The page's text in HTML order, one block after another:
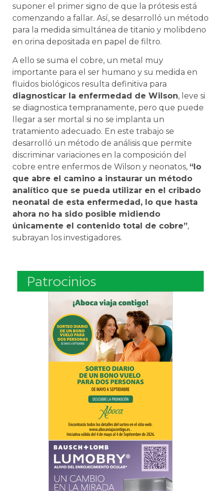
suponer el primer signo de que la prótesis está
comenzando a fallar. Así, se desarrolló un método
para la medida simultánea de titanio y molibdeno
en orina depositada en papel de filtro.
A ello se suma el cobre, un metal muy
importante para el ser humano y su medida en
fluidos biológicos resulta definitiva para
diagnosticar la enfermedad de Wilson, leve si
se diagnostica tempranamente, pero que puede
llegar a ser mortal si no se implanta un
tratamiento adecuado. En este trabajo se
desarrolló un método de análisis que permite
discriminar variaciones en la composición del
cobre entre enfermos de Wilson y neonatos, “lo
que abre el camino a instaurar un método
analítico que se pueda utilizar en el cribado
neonatal de esta enfermedad, lo que hasta
ahora no ha sido posible midiendo
únicamente el contenido total de cobre”,
subrayan los investigadores.
Patrocinios